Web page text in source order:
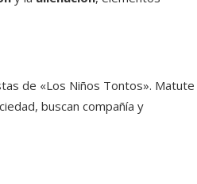
de «Los Niños Tontos». Matute
buscan compañía y